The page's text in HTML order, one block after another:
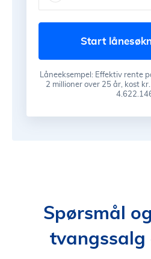
start
Låneeksempel: Effektiv rente
2 millioner over 25 år, kost
Spørsmål
tvangssalg